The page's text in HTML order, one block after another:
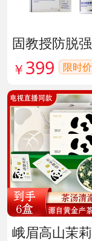
￥ 399 限时价